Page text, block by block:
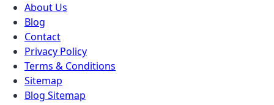
About Us
Blog
Contact
Privacy Policy
Terms & Conditions
Sitemap
Blog Sitemap